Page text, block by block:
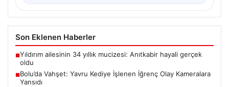
Son Eklenen Haberler
■Yıldırım ailesinin 34 yıllık mucizesi: Anıtkabir hayali gerçek
oldu
■Bolu’da Vahşet: Yavru Kediye İşlenen İğrenç Olay Kameralara
Yansıdı